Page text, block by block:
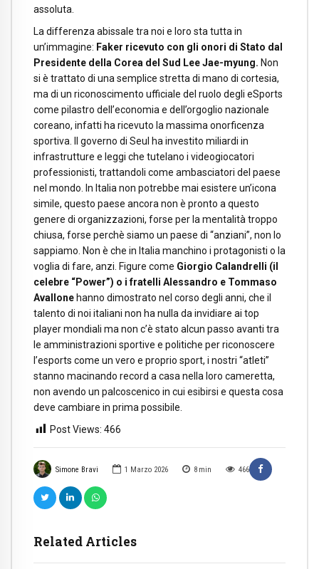
Simone Bravi 1 Marzo 2026 8 min 466
Related Articles
assoluta.
La differenza abissale tra noi e loro sta tutta in
un’immagine: Faker ricevuto con gli onori di Stato dal
Presidente della Corea del Sud Lee Jae-myung. Non
si è trattato di una semplice stretta di mano di cortesia,
ma di un riconoscimento ufficiale del ruolo degli eSports
come pilastro dell’economia e dell’orgoglio nazionale
coreano, infatti ha ricevuto la massima onorficenza
sportiva. Il governo di Seul ha investito miliardi in
infrastrutture e leggi che tutelano i videogiocatori
professionisti, trattandoli come ambasciatori del paese
nel mondo. In Italia non potrebbe mai esistere un’icona
simile, questo paese ancora non è pronto a questo
genere di organizzazioni, forse per la mentalità troppo
chiusa, forse perchè siamo un paese di “anziani”, non lo
sappiamo. Non è che in Italia manchino i protagonisti o la
voglia di fare, anzi. Figure come Giorgio Calandrelli (il
celebre “Power”) o i fratelli Alessandro e Tommaso
Avallone hanno dimostrato nel corso degli anni, che il
talento di noi italiani non ha nulla da invidiare ai top
player mondiali ma non c’è stato alcun passo avanti tra
le amministrazioni sportive e politiche per riconoscere
l’esports come un vero e proprio sport, i nostri “atleti”
stanno macinando record a casa nella loro cameretta,
non avendo un palcoscenico in cui esibirsi e questa cosa
deve cambiare in prima possibile.
Post Views: 466